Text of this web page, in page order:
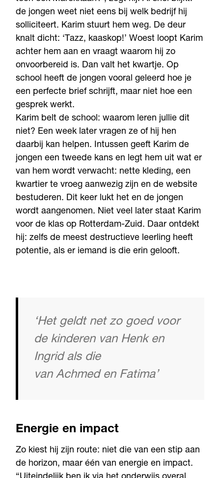
de jongen weet niet eens bij welk bedrijf hij
solliciteert. Karim stuurt hem weg. De deur
knalt dicht: ‘Tazz, kaaskop!’ Woest loopt Karim
achter hem aan en vraagt waarom hij zo
onvoorbereid is. Dan valt het kwartje. Op
school heeft de jongen vooral geleerd hoe je
een perfecte brief schrijft, maar niet hoe een
gesprek werkt.
Karim belt de school: waarom leren jullie dit
niet? Een week later vragen ze of hij hen
daarbij kan helpen. Intussen geeft Karim de
jongen een tweede kans en legt hem uit wat er
van hem wordt verwacht: nette kleding, een
kwartier te vroeg aanwezig zijn en de website
bestuderen. Dit keer lukt het en de jongen
wordt aangenomen. Niet veel later staat Karim
voor de klas op Rotterdam-Zuid. Daar ontdekt
hij: zelfs de meest destructieve leerling heeft
potentie, als er iemand is die erin gelooft.
‘Het geldt net zo goed voor
de kinderen van Henk en
Ingrid als die
van Achmed en Fatima’
Energie en impact
Zo kiest hij zijn route: niet die van een stip aan
de horizon, maar één van energie en impact.